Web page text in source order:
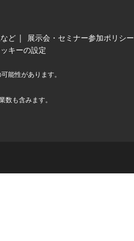
ど 展示会・セミナー参加ポリシー
キーの設定
能性があります。
も含みます。